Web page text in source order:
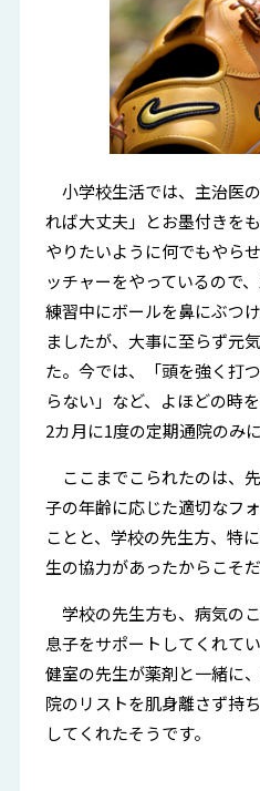
小学校生活では、主治医
れば大丈夫」とお墨付きを
やりたいように何でもやら
ッチャーをやっているので
練習中にボールを鼻にぶつ
ましたが、大事に至らず元
た。今では、「頭を強く打
らない」など、よほどの時
2カ月に1度の定期通院のみ
ここまでこられたのは、
子の年齢に応じた適切なフ
ことと、学校の先生方、特
生の協力があったからこそ
学校の先生方も、病気の
息子をサポートしてくれて
健室の先生が薬剤と一緒に
院のリストを肌身離さず持
してくれたそうです。